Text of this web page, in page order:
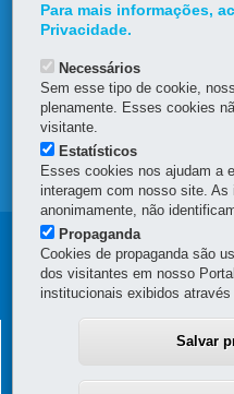
MAPA DO SITE
DENUNCIE
OUVIDORIA
Navegação
Principal
SEAP
Navegação
Principal
RH
SECRETARIA DE
Para mais informações,
Privacidade.
Necessários
Sem esse tipo de cookie,
plenamente. Esses cookies
visitante.
Estatísticos
Esses cookies nos ajudam a
interagem com nosso site.
anonimamente, não
Propaganda
Cookies de propaganda são
dos visitantes em nosso
institucionais exibidos através
Salvar